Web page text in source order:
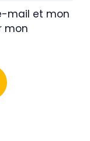
mail et mon
mon